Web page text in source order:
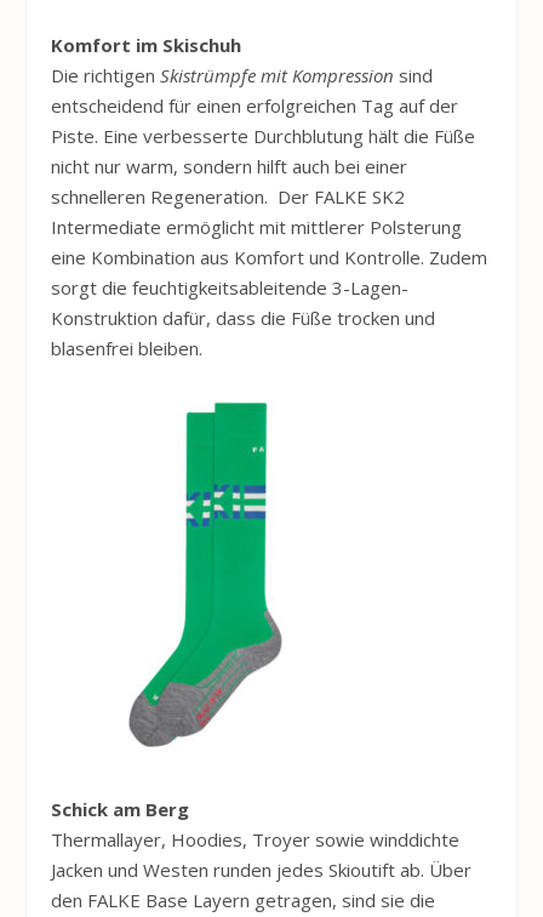
Komfort im Skischuh
Die richtigenSkistrümpfe mit Kompression sind
entscheidend für einen erfolgreichen Tag auf der
Piste. Eine verbesserte Durchblutung hält die Füße
nicht nur warm, sondern hilft auch bei einer
schnelleren Regeneration. Der FALKE SK2
Intermediate ermöglicht mit mittlerer Polsterung
eine Kombination aus Komfort und Kontrolle. Zudem
sorgt die feuchtigkeitsableitende 3-Lagen-
Konstruktion dafür, dass die Füße trocken und
blasenfrei bleiben.
Schick am Berg
Thermallayer, Hoodies, Troyer sowie winddichte
Jacken und Westen runden jedes Skioutift ab. Über
den FALKE Base Layern getragen, sind sie die